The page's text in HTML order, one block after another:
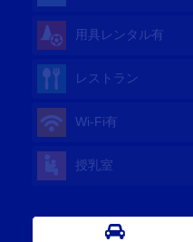
用具レンタル有
レストラン
Wi-Fi有
授乳室